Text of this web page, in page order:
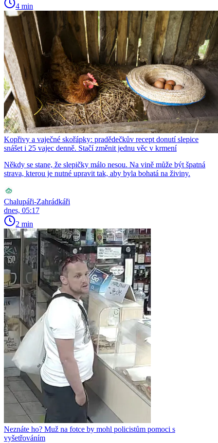
4 min
Kopřivy a vaječné skořápky: pradědečkův recept donutí slepice
snášet i 25 vajec denně. Stačí změnit jednu věc v krmení
Někdy se stane, že slepičky málo nesou. Na vině může být špatná
strava, kterou je nutné upravit tak, aby byla bohatá na živiny.
Chalupáři-Zahrádkáři
dnes, 05:17
2 min
Neznáte ho? Muž na fotce by mohl policistům pomoci s
vyšetřováním